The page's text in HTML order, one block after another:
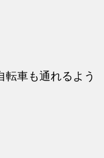
車も通れるよう